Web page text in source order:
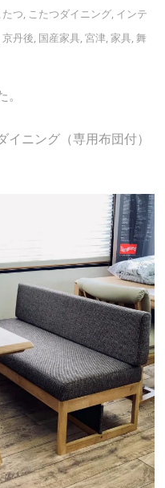
たつ, こたつダイニング, インテ
京丹後, 国産家具,宮津,家具,舞
ニング（専用布団付）